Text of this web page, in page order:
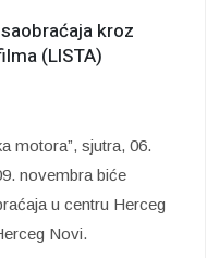
kroz
(LISTA)
motora”, sjutra, 06.
novembra biće
u centru Herceg
Novi.